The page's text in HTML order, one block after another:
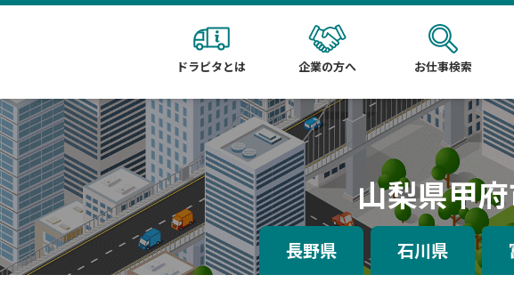
ドラピタとは 企業の方へ お仕事検索
山梨県甲
長野県 石川県